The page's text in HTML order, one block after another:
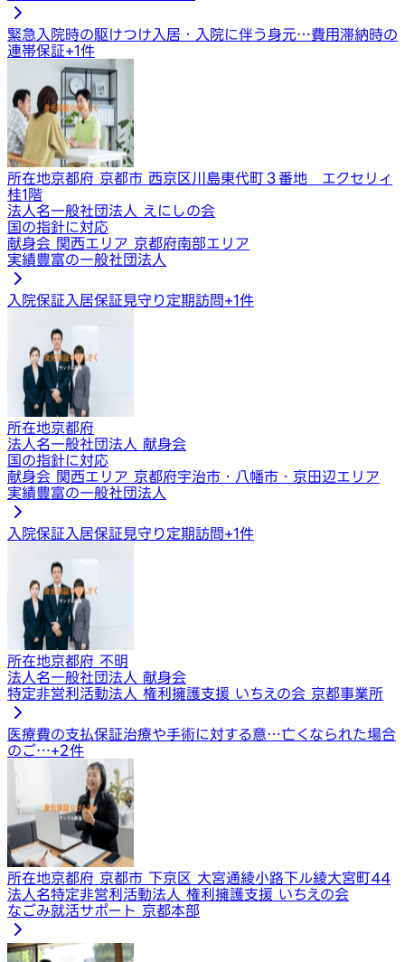
緊急入院時の駆けつけ 入居・入院に伴う身元…費用滞納時の
連帯保証+1件
所在地京都府 京都市 西京区川島東代町３番地 エクセリィ
桂1階
法人名一般社団法人 えにしの会
国の指針に対応
献身会 関西エリア 京都府南部エリア
実績豊富の一般社団法人
入院保証 入居保証見守り定期訪問+1件
所在地京都府
法人名一般社団法人 献身会
国の指針に対応
献身会 関西エリア 京都府宇治市・八幡市・京田辺エリア
実績豊富の一般社団法人
入院保証 入居保証見守り定期訪問+1件
所在地京都府 不明
法人名一般社団法人 献身会
特定非営利活動法人 権利擁護支援 いちえの会 京都事業所
医療費の支払保証治療や手術に対する意…亡くなられた場合
のご…+2件
所在地京都府 京都市 下京区 大宮通綾小路下ル綾大宮町44
法人名特定非営利活動法人 権利擁護支援 いちえの会
なごみ就活サポート 京都本部